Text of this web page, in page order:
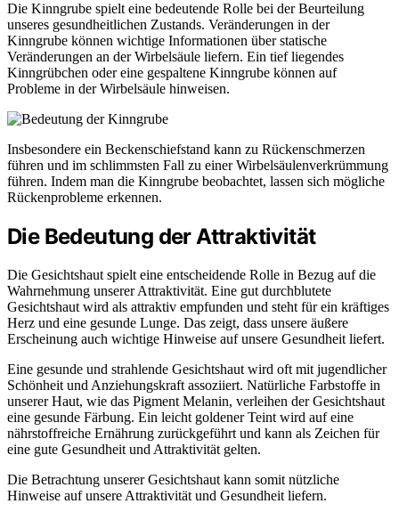
Die Kinngrube spielt eine bedeutende Rolle bei der Beurteilung
unseres gesundheitlichen Zustands. Veränderungen in der
Kinngrube können wichtige Informationen über statische
Veränderungen an der Wirbelsäule liefern. Ein tief liegendes
Kinngrübchen oder eine gespaltene Kinngrube können auf
Probleme in der Wirbelsäule hinweisen.
Insbesondere ein Beckenschiefstand kann zu Rückenschmerzen
führen und im schlimmsten Fall zu einer Wirbelsäulenverkrümmung
führen. Indem man die Kinngrube beobachtet, lassen sich mögliche
Rückenprobleme erkennen.
Die Bedeutung der Attraktivität
Die Gesichtshaut spielt eine entscheidende Rolle in Bezug auf die
Wahrnehmung unserer Attraktivität. Eine gut durchblutete
Gesichtshaut wird als attraktiv empfunden und steht für ein kräftiges
Herz und eine gesunde Lunge. Das zeigt, dass unsere äußere
Erscheinung auch wichtige Hinweise auf unsere Gesundheit liefert.
Eine gesunde und strahlende Gesichtshaut wird oft mit jugendlicher
Schönheit und Anziehungskraft assoziiert. Natürliche Farbstoffe in
unserer Haut, wie das Pigment Melanin, verleihen der Gesichtshaut
eine gesunde Färbung. Ein leicht goldener Teint wird auf eine
nährstoffreiche Ernährung zurückgeführt und kann als Zeichen für
eine gute Gesundheit und Attraktivität gelten.
Die Betrachtung unserer Gesichtshaut kann somit nützliche
Hinweise auf unsere Attraktivität und Gesundheit liefern.